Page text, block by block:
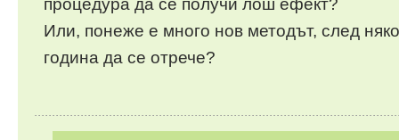
процедура да се получи лош ефект?
Или, понеже е много нов методът, след
година да се отрече?